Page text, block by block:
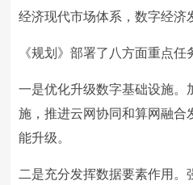
经济现代市场体系，数字经济
《规划》部署了八方面重点任
一是优化升级数字基础设施。
施，推进云网协同和算网融合
能升级。
二是充分发挥数据要素作用。